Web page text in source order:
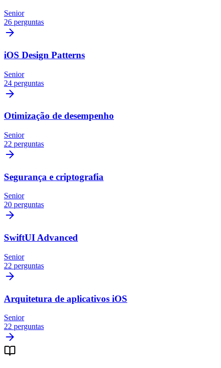
Senior
26 perguntas
iOS Design Patterns
Senior
24 perguntas
Otimização de desempenho
Senior
22 perguntas
Segurança e criptografia
Senior
20 perguntas
SwiftUI Advanced
Senior
22 perguntas
Arquitetura de aplicativos iOS
Senior
22 perguntas